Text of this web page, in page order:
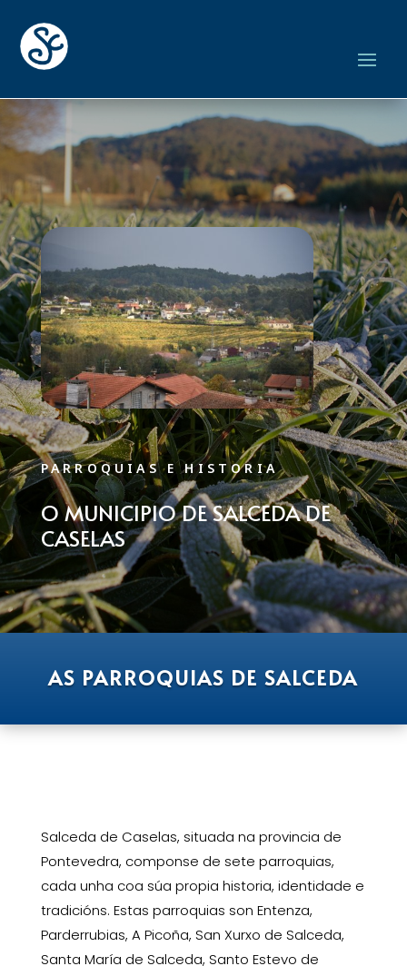
PARROQUIAS E HISTORIA
O MUNICIPIO DE SALCEDA DE
CASELAS
AS PARROQUIAS DE SALCEDA
Salceda de Caselas, situada na provincia de
Pontevedra, componse de sete parroquias,
cada unha coa súa propia historia, identidade e
tradicións. Estas parroquias son Entenza,
Parderrubias, A Picoña, San Xurxo de Salceda,
Santa María de Salceda, Santo Estevo de